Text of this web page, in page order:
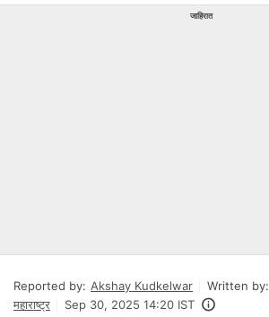
जाहिरात
Reported by: Akshay Kudkelwar Written by:
महाराष्ट्र
Sep 30, 2025 14:20 IST